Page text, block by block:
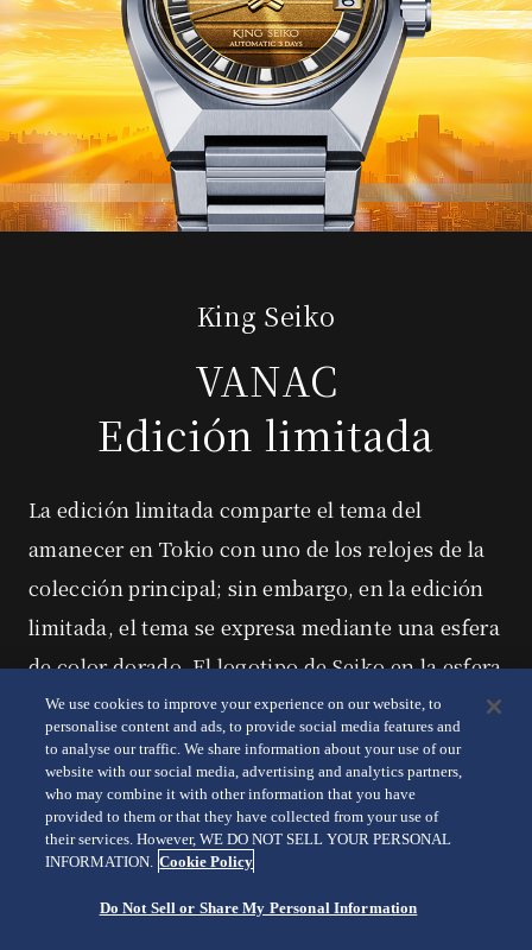
King Seiko
VANAC
Edición limitada
La edición limitada comparte el tema del
amanecer en Tokio con uno de los relojes de la
colección principal; sin embargo, en la edición
limitada, el tema se expresa mediante una esfera
de color dorado.El logotipo de Seiko en la esfera
y el logotipo de King Seiko en el fondo de caja
también adoptan un tono dorado.
SLA089
We use cookies to improve your experience on our website, to
personalise content and ads, to provide social media features and
to analyse our traffic. We share information about your use of our
website with our social media, advertising and analytics partners,
who may combine it with other information that you have
provided to them or that they have collected from your use of
their services. However, WE DO NOT SELL YOUR PERSONAL
INFORMATION. Cookie Policy
Do Not Sell or Share My Personal Information